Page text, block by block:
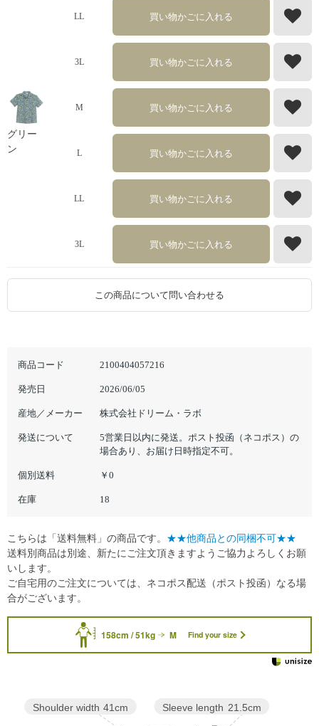
商品コード 2100404057216
発売日 2026/06/05
産地／メーカー 株式会社ドリーム・ラボ
発送について
5営業日以内に発送。ポスト投函（ネコポス）の
場合あり、お届け日時指定不可。
個別送料 ￥0
在庫 18
LL 買い物かごに入れる
3L 買い物かごに入れる
グリー
ン
M 買い物かごに入れる
L 買い物かごに入れる
LL 買い物かごに入れる
3L 買い物かごに入れる
この商品について問い合わせる
158cm / 51kg M Find your size
Sleeve length 21.5cm
Shoulder width 41cm
こちらは「送料無料」の商品です。 ★★他商品との同梱不可★★
送料別商品は別途、新たにご注文頂きますようご協力よろしくお願
いします。
ご自宅用のご注文については、ネコポス配送（ポスト投函）なる場
合がございます。